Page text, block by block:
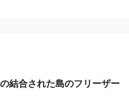
結合された島のフリーザー